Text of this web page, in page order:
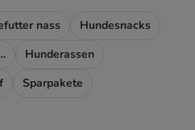
nass
Hundesnacks
Spezialfutter
Hunderassen
Sparpakete